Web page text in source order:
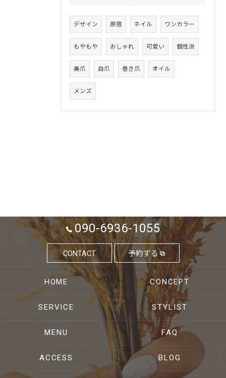
デザイン 原宿 ネイル ワンカラー
もやもや おしゃれ 可愛い 個性派
美爪 自爪 巻き爪 オイル
メンズ
090-6936-1055
CONTACT 予約する
HOME CONCEPT
SERVICE STYLIST
MENU FAQ
ACCESS BLOG